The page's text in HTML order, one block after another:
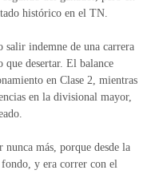
histórico en el TN.
salir indemne de una carrera
desertar. El balance
en Clase 2, mientras
en la divisional mayor,
más, porque desde la
y era correr con el